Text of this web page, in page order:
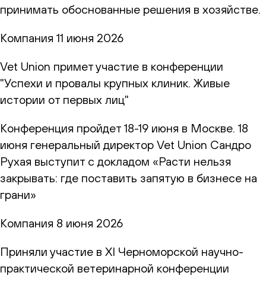
принимать обоснованные решения в хозяйстве.
Компания 11 июня 2026
Vet Union примет участие в конференции
"Успехи и провалы крупных клиник. Живые
истории от первых лиц"
Конференция пройдет 18-19 июня в Москве. 18
июня генеральный директор Vet Union Сандро
Рухая выступит с докладом «Расти нельзя
закрывать: где поставить запятую в бизнесе на
грани»
Компания 8 июня 2026
Приняли участие в XI Черноморской научно-
практической ветеринарной конференции